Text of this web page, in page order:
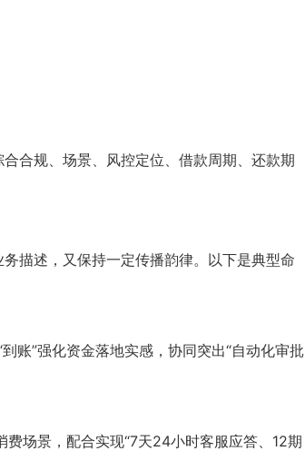
合规、场景、风控定位、借款周期、还款期
描述，又保持一定传播韵律。以下是典型命
账”强化资金落地实感，协同突出“自动化审批
费场景，配合实现“7天24小时客服应答、12期